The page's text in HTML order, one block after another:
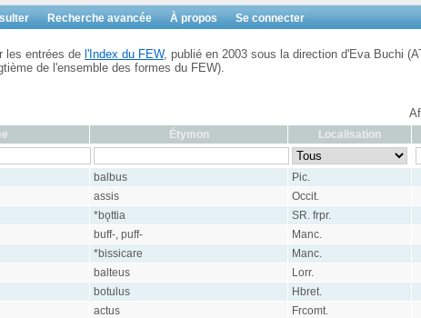
Recherche avancée À propos Se connecter
les entrées de l'Index du FEW, publié en 2003 sous la direction d'Eva Buchi
de l'ensemble des formes du FEW).
Étymon Localisation
balbus Pic.
assis Occit.
*bǫttia SR. frpr.
buff-, puff- Manc.
*bissicare Manc.
balteus Lorr.
botulus Hbret.
actus Frcomt.